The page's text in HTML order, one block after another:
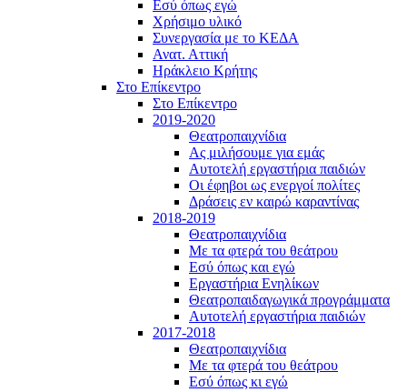
Εσύ όπως εγώ
Χρήσιμο υλικό
Συνεργασία με το ΚΕΔΑ
Ανατ. Αττική
Ηράκλειο Κρήτης
Στο Επίκεντρο
Στο Επίκεντρο
2019-2020
Θεατροπαιχνίδια
Ας μιλήσουμε για εμάς
Αυτοτελή εργαστήρια παιδιών
Οι έφηβοι ως ενεργοί πολίτες
Δράσεις εν καιρώ καραντίνας
2018-2019
Θεατροπαιχνίδια
Με τα φτερά του θεάτρου
Εσύ όπως και εγώ
Εργαστήρια Ενηλίκων
Θεατροπαιδαγωγικά προγράμματα
Αυτοτελή εργαστήρια παιδιών
2017-2018
Θεατροπαιχνίδια
Με τα φτερά του θεάτρου
Εσύ όπως κι εγώ